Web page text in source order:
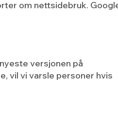
om nettsidebruk.
versjonen på
vil vi varsle personer hvis